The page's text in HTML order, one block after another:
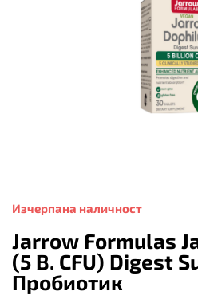
Изчерпана наличност
Jarrow Formulas
(5 B. CFU) Digest
Пробиотик